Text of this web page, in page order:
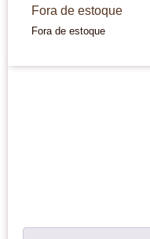
Fora de estoque
Fora de estoque